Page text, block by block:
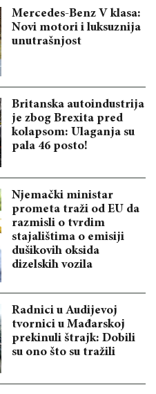
Mercedes-Benz V klasa:
Novi motori i luksuznija
unutrašnjost
Britanska autoindustrija
je zbog Brexita pred
kolapsom: Ulaganja su
pala 46 posto!
Njemački ministar
prometa traži od EU da
razmisli o tvrdim
stajalištima o emisiji
dušikovih oksida
dizelskih vozila
Radnici u Audijevoj
tvornici u Mađarskoj
prekinuli štrajk: Dobili
su ono što su tražili